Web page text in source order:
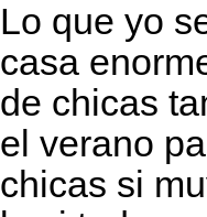
Lo que yo
casa
de chicas
el verano
chicas si